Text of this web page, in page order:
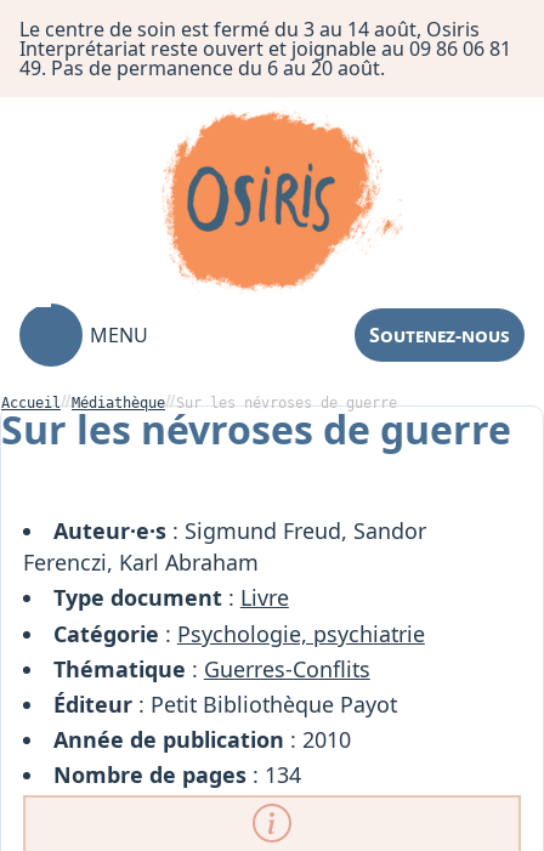
Le centre de soin est fermé du 3 au 14 août, Osiris
Interprétariat reste ouvert et joignable au 09 86 06 81
49. Pas de permanence du 6 au 20 août.
MENU Soutenez-nous
Centre de Soin
Osiris
Interprétariat
Centre
Ressources
Accueil Médiathèque Sur les névroses de guerre
Sur les névroses de guerre
Auteur·e·s: Sigmund Freud, Sandor
Ferenczi, Karl Abraham
Type document: Livre
Catégorie : Psychologie, psychiatrie
Thématique : Guerres-Conflits
Éditeur: Petit Bibliothèque Payot
Année de publication : 2010
Nombre de pages: 134